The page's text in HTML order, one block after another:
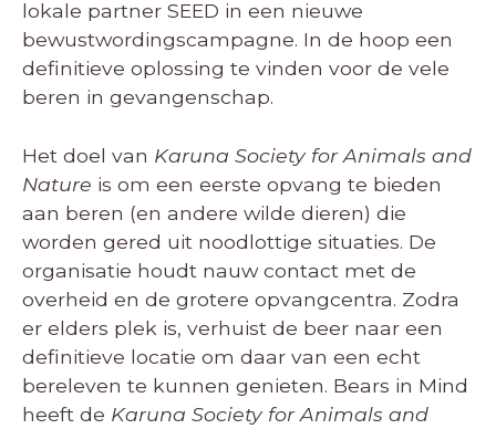
lokale partner SEED in een nieuwe
bewustwordingscampagne. In de hoop een
definitieve oplossing te vinden voor de vele
beren in gevangenschap.
Het doel van Karuna Society for Animals and
Nature is om een eerste opvang te bieden
aan beren (en andere wilde dieren) die
worden gered uit noodlottige situaties. De
organisatie houdt nauw contact met de
overheid en de grotere opvangcentra. Zodra
er elders plek is, verhuist de beer naar een
definitieve locatie om daar van een echt
bereleven te kunnen genieten. Bears in Mind
heeft de Karuna Society for Animals and